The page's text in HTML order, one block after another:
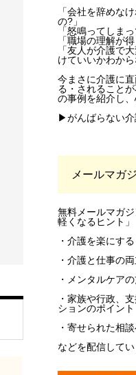
「会社を辞めな
の?」
「怒鳴ってしま
「職場の理解が得
「友人が介護で
けていいかわから
今まさに介護に
る・されること
の事例を紹介し
▶がんばらない介
メールマガ
無料メールマガ
軽くなるヒント」
・介護を楽にす
・介護と仕事の
・メンタルケア
・家族や行政、
ションのポイント
・寄せられた相
などを配信してい